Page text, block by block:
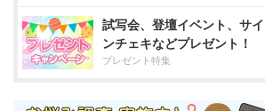
試写会、登壇イベント、サイ
ンチェキなどプレゼント！
プレゼント特集